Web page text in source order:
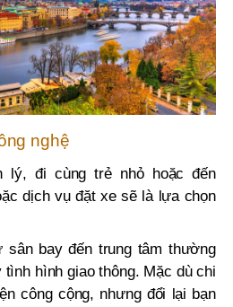
nghệ
lý, đi cùng trẻ nhỏ hoặc đến
dịch vụ đặt xe sẽ là lựa chọn
sân bay đến trung tâm thường
tình hình giao thông. Mặc dù chi
công cộng, nhưng đổi lại bạn